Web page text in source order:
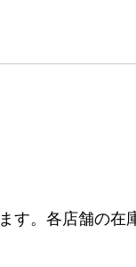
。各店舗の在